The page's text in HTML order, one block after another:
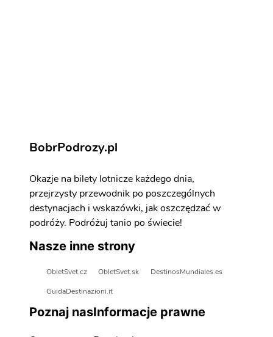
BobrPodrozy.pl
Okazje na bilety lotnicze każdego dnia,
przejrzysty przewodnik po poszczególnych
destynacjach i wskazówki, jak oszczędzać w
podróży. Podróżuj tanio po świecie!
Nasze inne strony
ObletSvet.cz ObletSvet.sk
DestinosMundiales.es
GuidaDestinazioni.it
Poznaj nasInformacje prawne